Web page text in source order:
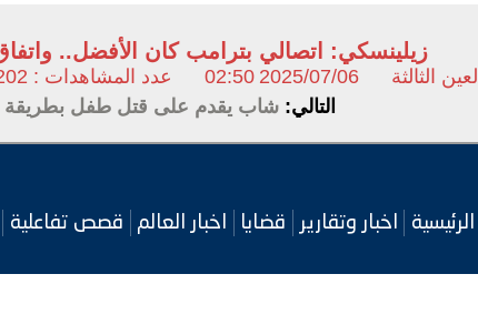
زيلينسكي: اتصالي بترامب كان الأفضل..
العين الثالثة 2025/07/06
02:50 عدد المشاهدات : 202 مشاهده
التالي:شاب يقدم على قتل طفل بطريقة